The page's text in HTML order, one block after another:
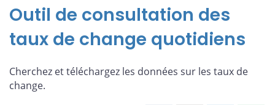
Outil de consultation des
taux de change quotidiens
Cherchez et téléchargez les données sur les taux de
change.